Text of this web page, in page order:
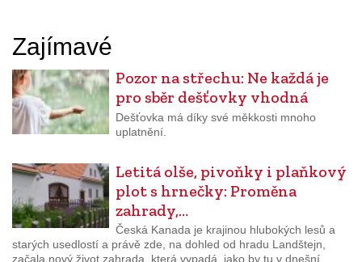
Zajímavé
Pozor na střechu: Ne každá je
pro sběr dešťovky vhodná
Dešťovka má díky své měkkosti mnoho
uplatnění.
Letitá olše, pivoňky i plaňkový
plot s hrnečky: Proměna
zahrady,…
Česká Kanada je krajinou hlubokých lesů a
starých usedlostí a právě zde, na dohled od hradu Landštejn,
začala nový život zahrada, která vypadá, jako by tu v dnešní